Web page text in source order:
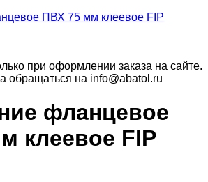
при оформлении заказа на сайте.
обращаться на info@abatol.ru
фланцевое
клеевое FIP